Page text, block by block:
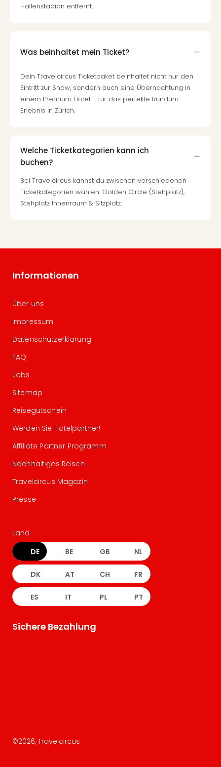
Hallenstadion entfernt.
Was beinhaltet mein Ticket?
Dein Travelcircus Ticketpaket beinhaltet nicht nur den
Eintritt zur Show, sondern auch eine Übernachtung in
einem Premium Hotel – für das perfekte Rundum-
Erlebnis in Zürich.
Welche Ticketkategorien kann ich
buchen?
Bei Travelcircus kannst du zwischen verschiedenen
Ticketkategorien wählen: Golden Circle (Stehplatz),
Stehplatz Innenraum & Sitzplatz.
Informationen
Über uns
Impressum
Datenschutzerklärung
FAQ
Jobs
Sitemap
Reisegutschein
Werden Sie Hotelpartner!
Affiliate Partner Programm
Nachhaltiges Reisen
Travelcircus Magazin
Presse
Land
DE BE GB NL
DK AT CH FR
ES IT PL PT
Sichere Bezahlung
©2026, Travelcircus